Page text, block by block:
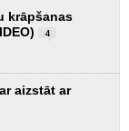
krāpšanas
4
aizstāt ar